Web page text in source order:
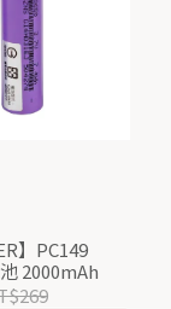
】PC149
2000mAh